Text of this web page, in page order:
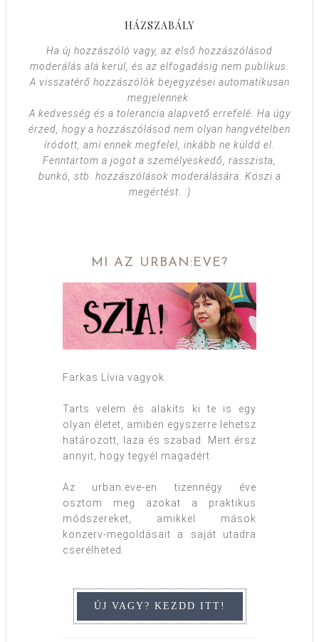
HÁZSZABÁLY
Ha új hozzászóló vagy, az első hozzászólásod
moderálás alá kerül, és az elfogadásig nem publikus.
A visszatérő hozzászólók bejegyzései automatikusan
megjelennek.
A kedvesség és a tolerancia alapvető errefelé. Ha úgy
érzed, hogy a hozzászólásod nem olyan hangvételben
íródott, ami ennek megfelel, inkább ne küldd el.
Fenntartom a jogot a személyeskedő, rasszista,
bunkó, stb. hozzászólások moderálására. Köszi a
megértést. :)
MI AZ URBAN:EVE?
Farkas Lívia vagyok.
Tarts velem és alakíts ki te is egy
olyan életet, amiben egyszerre lehetsz
határozott, laza és szabad. Mert érsz
annyit, hogy tegyél magadért.
Az urban:eve-en tizennégy éve
osztom meg azokat a praktikus
módszereket, amikkel mások
konzerv-megoldásait a saját utadra
cserélheted.